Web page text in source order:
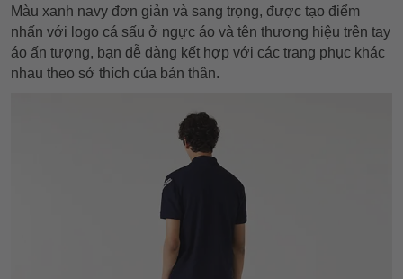
Màu xanh navy đơn giản và sang trọng, được tạo điểm
nhấn với logo cá sấu ở ngực áo và tên thương hiệu trên tay
áo ấn tượng, bạn dễ dàng kết hợp với các trang phục khác
nhau theo sở thích của bản thân.